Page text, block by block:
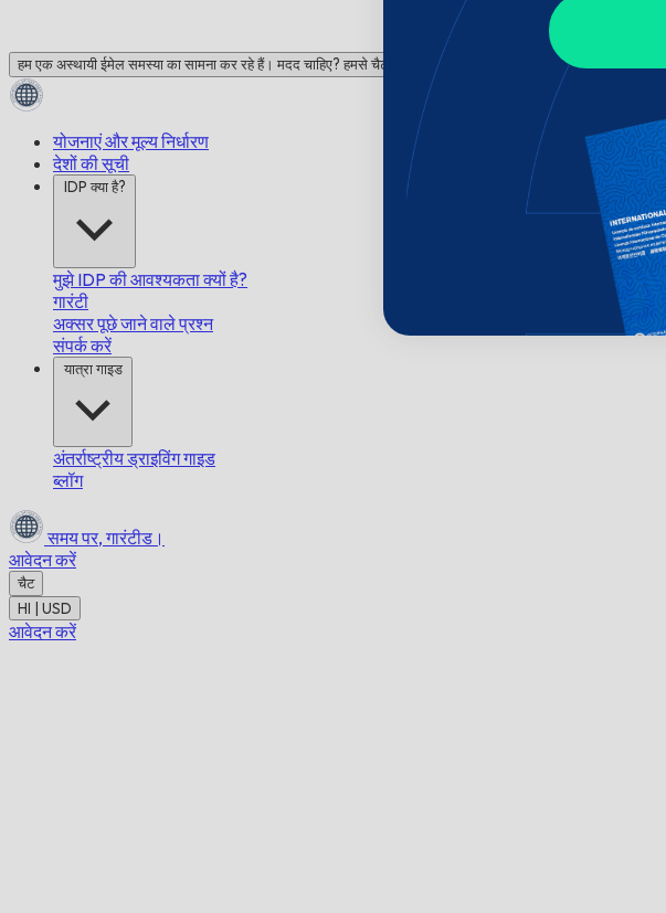
हम एक अस्थायी ईमेल समस्या का सामना कर रहे हैं। मदद चाहिए? हमसे चैट करें!
योजनाएं और मूल्य निर्धारण
देशों की सूची
IDP क्या है?
मुझे IDP की आवश्यकता क्यों है?
गारंटी
अक्सर पूछे जाने वाले प्रश्न
संपर्क करें
यात्रा गाइड
अंतर्राष्ट्रीय ड्राइविंग गाइड
ब्लॉग
समय पर, गारंटीड।
आवेदन करें
चैट
HI | USD
आवेदन करें